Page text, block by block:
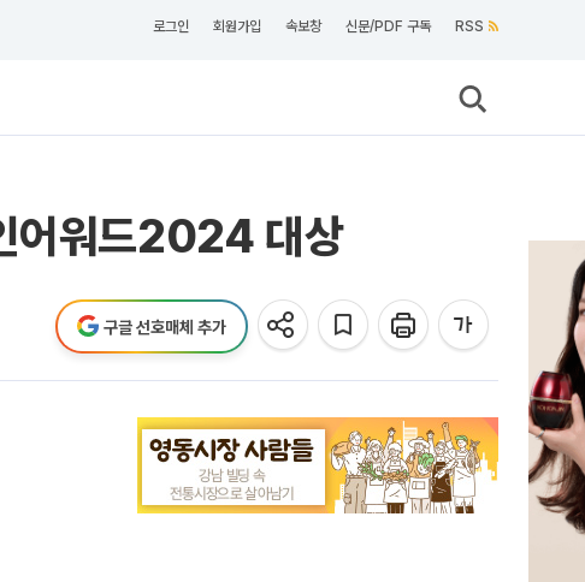
로그인 회원가입 속보창 신문/PDF 구독 RSS
어워드2024 대상
구글 선호매체 추가